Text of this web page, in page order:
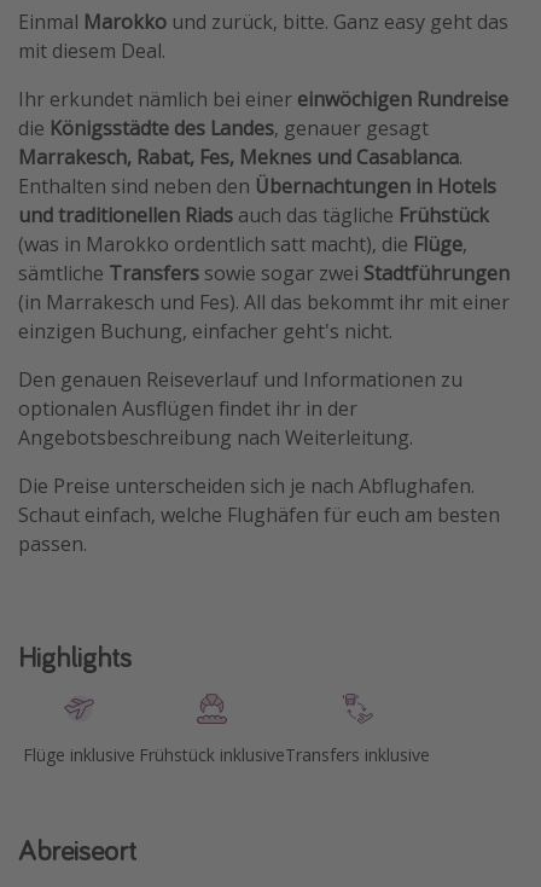
Reise Journal
Familienurlaub in der Türkei
Rundreisen in Thailand
Bahnreisen in der Schweiz
Reisepassfreie Reiseziele
Travel Know How
Silvesterreisen
Last Minute Urlaub Mallorca
Last Minute Urlaub Deutschland
Einmal Marokko und zurück, bitte. Ganz easy geht das
mit diesem Deal.
Ihr erkundet nämlich bei einer einwöchigen Rundreise
die Königsstädte des Landes, genauer gesagt
Marrakesch, Rabat, Fes, Meknes und Casablanca.
Enthalten sind neben den Übernachtungen in Hotels
und traditionellen Riads auch das tägliche Frühstück
(was in Marokko ordentlich satt macht), die Flüge,
sämtliche Transfers sowie sogar zwei Stadtführungen
(in Marrakesch und Fes). All das bekommt ihr mit einer
einzigen Buchung, einfacher geht's nicht.
Den genauen Reiseverlauf und Informationen zu
optionalen Ausflügen findet ihr in der
Angebotsbeschreibung nach Weiterleitung.
Die Preise unterscheiden sich je nach Abflughafen.
Schaut einfach, welche Flughäfen für euch am besten
passen.
Highlights
Flüge inklusive Frühstück inklusiveTransfers inklusive
Abreiseort